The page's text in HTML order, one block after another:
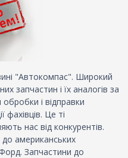
"Автокомпас". Широкий
запчастин і їх аналогів за
і відправки
фахівців. Це ті
нас від конкурентів.
до американських
Запчастини до